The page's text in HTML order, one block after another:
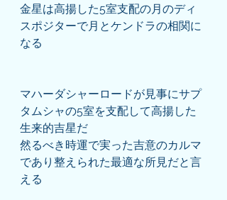
金星は高揚した5室支配の月のディ
スポジターで月とケンドラの相関に
なる
マハーダシャーロードが見事にサプ
タムシャの5室を支配して高揚した
生来的吉星だ
然るべき時運で実った吉意のカルマ
であり整えられた最適な所見だと言
える